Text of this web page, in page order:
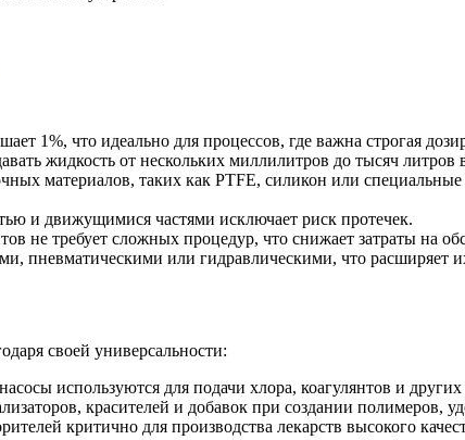
1%, что идеально для процессов, где важна строгая
жидкость от нескольких миллилитров до тысяч литров
материалов, таких как PTFE, силикон или специальные
и движущимися частями исключает риск протечек.
не требует сложных процедур, что снижает затраты на
пневматическими или гидравлическими, что расширяет
своей универсальности:
используются для подачи хлора, коагулянтов и других
красителей и добавок при создании полимеров,
критично для производства лекарств высокого